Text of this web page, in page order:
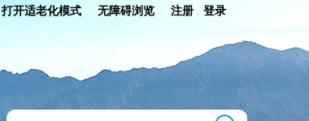
打开适老化模式 无障碍浏览 注册 登录